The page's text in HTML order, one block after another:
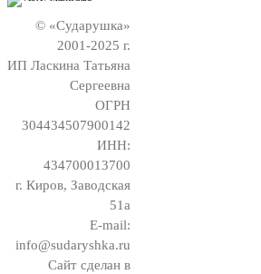
© «Сударушка»
2001-2025 г.
ИП Ласкина Татьяна
Сергеевна
ОГРН
304434507900142
ИНН:
434700013700
г. Киров, Заводская
51а
E-mail:
info@sudaryshka.ru
Сайт сделан в